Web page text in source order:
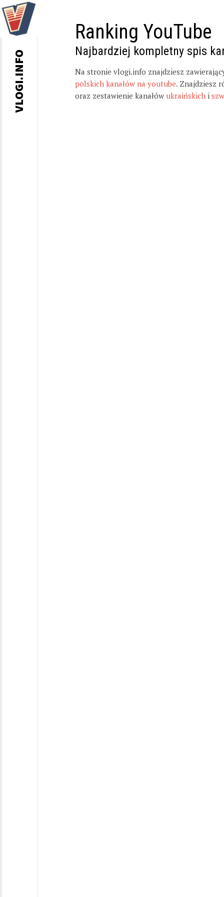
Ranking YouTube
Najbardziej kompletny spis
Na stronie vlogi.info znajdziesz
polskich kanałów na youtube. Znajdziesz
oraz zestawienie kanałów ukraińskich i
VLOGI.INFO